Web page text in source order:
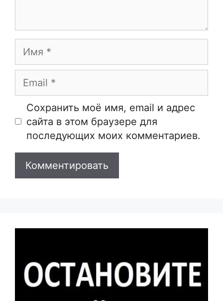
Имя
Email
Сайт
Сохранить моё имя, email и адрес
сайта в этом браузере для
последующих моих комментариев.